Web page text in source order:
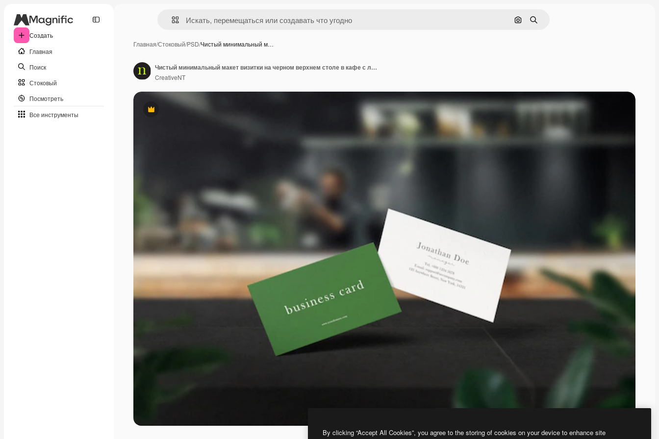
Создать
Главная
Поиск
Стоковый
Посмотреть
Все инструменты
Поиск по изображению
Поиск
Главная/Стоковый/PSD/Чистый минимальный м…
Премиум
Чистый минимальный макет визитки на черном верхнем столе в кафе с листьями
CreativeNT
By clicking “Accept All Cookies”, you agree to the storing of cookies on your device to enhance site